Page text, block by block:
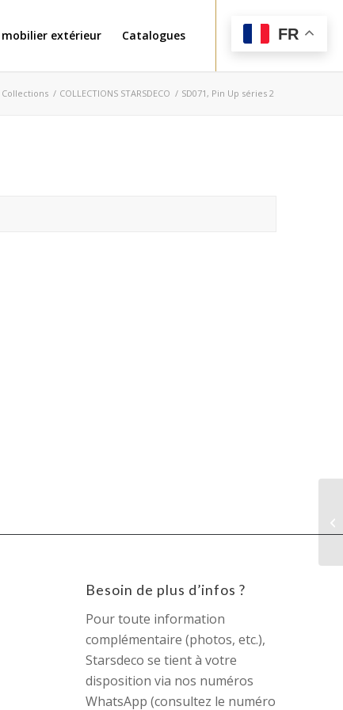
mobilier extérieur Catalogues
Collections / COLLECTIONS STARSDECO / SD071, Pin Up séries 2
Besoin de plus d’infos ?
Pour toute information
complémentaire (photos, etc.),
Starsdeco se tient à votre
disposition via nos numéros
WhatsApp (consultez le numéro
FR